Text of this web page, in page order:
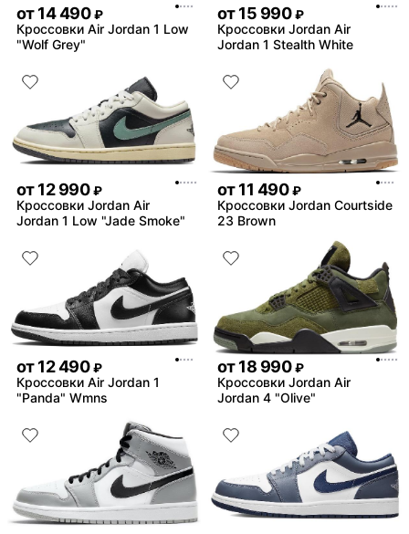
от14 490 ₽
Кроссовки Air Jordan 1 Low
"Wolf Grey"
от15 990 ₽
Кроссовки Jordan Air
Jordan 1 Stealth White
от12 990 ₽
Кроссовки Jordan Air
Jordan 1 Low "Jade Smoke"
от11 490 ₽
Кроссовки Jordan Courtside
23 Brown
от12 490 ₽
Кроссовки Air Jordan 1
"Panda" Wmns
от18 990 ₽
Кроссовки Jordan Air
Jordan 4 "Olive"